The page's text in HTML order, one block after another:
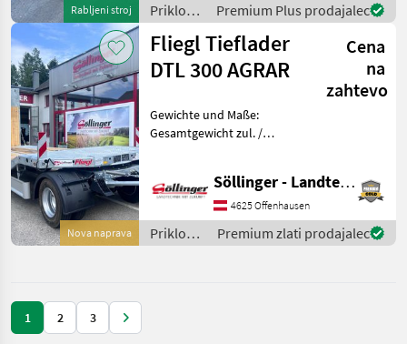
Rabljeni stroj
Priklopniki
/ Pronar
Premium Plus prodajalec
Nova naprava
Fliegl Tieflader
DTL 300 AGRAR
Cena
na
zahtevo
Gewichte und Maße:
Gesamtgewicht zul. /
18400 / 24400 kg
Aggregatlast zul. / techn.:
24000 / 30000 kg Leerge
Söllinger - Landtechnik GmbH
4625 Offenhausen
Priklopniki
/ Fliegl
Premium zlati prodajalec
1 2 3